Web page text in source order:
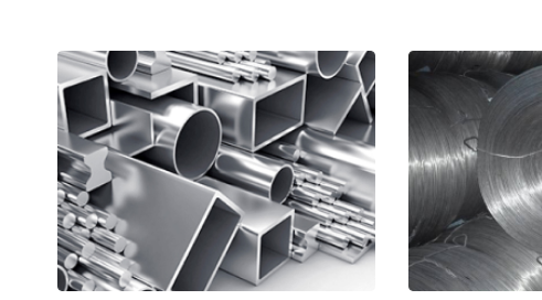
Катанка
Шестигранник
Полособульб
Полукруг
Шпунт Ларсена